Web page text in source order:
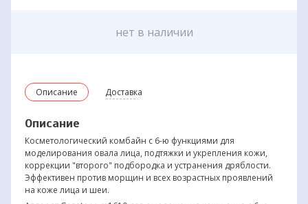
Описание Доставка
Описание
Косметологический комбайн с 6-ю функциями для
моделирования овала лица, подтяжки и укрепления кожи,
коррекции "второго" подбородка и устранения дряблости.
Эффективен против морщин и всех возрастных проявлений
на коже лица и шеи.
нет в наличии